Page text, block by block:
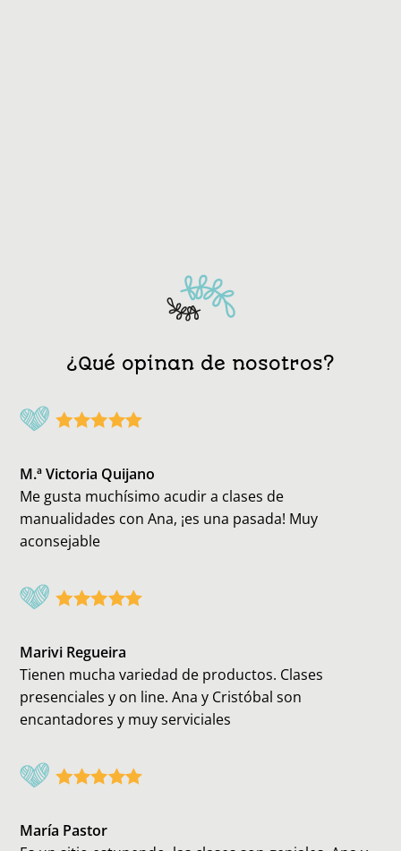
¿Qué opinan de nosotros?
M.ª Victoria Quijano
Me gusta muchísimo acudir a clases de
manualidades con Ana, ¡es una pasada! Muy
aconsejable
Marivi Regueira
Tienen mucha variedad de productos. Clases
presenciales y on line. Ana y Cristóbal son
encantadores y muy serviciales
María Pastor